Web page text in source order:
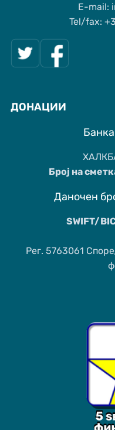
Е-mail:
Tel/fax:
ДОНАЦИИ
Број на
Даночен
SWIFT/
Рег. 5763061